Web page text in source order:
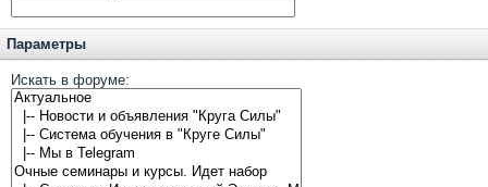
Параметры
Искать в форуме: